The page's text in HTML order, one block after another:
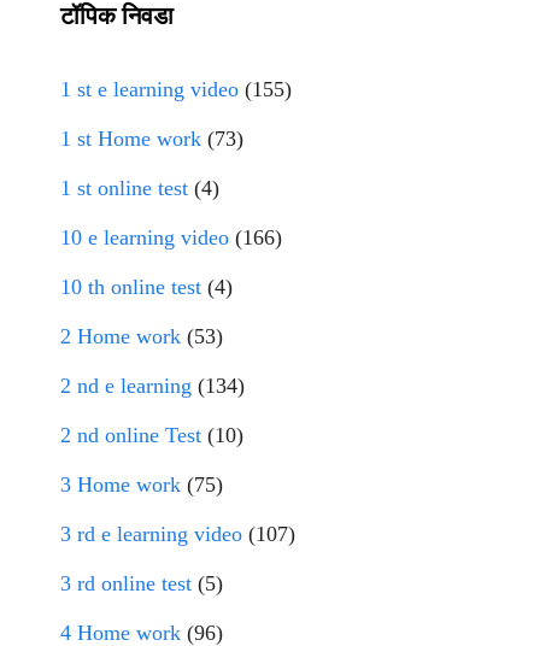
टॉपिक निवडा
1 st e learning video (155)
1 st Home work (73)
1 st online test (4)
10 e learning video (166)
10 th online test (4)
2 Home work (53)
2 nd e learning (134)
2 nd online Test (10)
3 Home work (75)
3 rd e learning video (107)
3 rd online test (5)
4 Home work (96)